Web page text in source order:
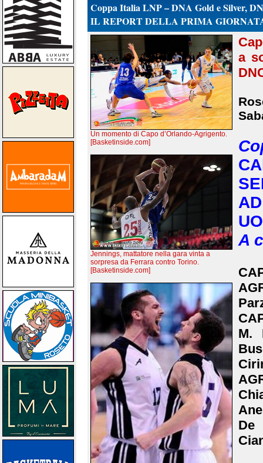
Coppa Italia LNP – DNA Gold e Silver,
IL REPORT DELLA PRIMA
Un momento di Capo d’Orlando-Agrigento.
[Basketinside.com]
Jennings, mattatore nella gara vinta a
sorpresa da Ferrara contro Torino.
[Basketinside.com]
a
A
M.
De